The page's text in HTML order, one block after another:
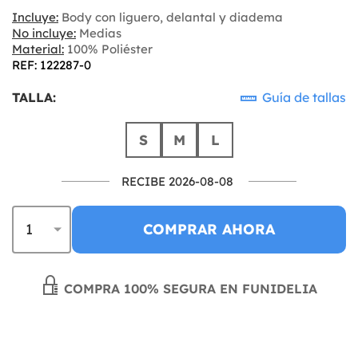
Incluye: Body con liguero, delantal y diadema
No incluye: Medias
Material: 100% Poliéster
REF: 122287-0
TALLA: Guía de tallas
S M L
RECIBE 2026-08-08
COMPRAR AHORA
COMPRA 100% SEGURA EN FUNIDELIA